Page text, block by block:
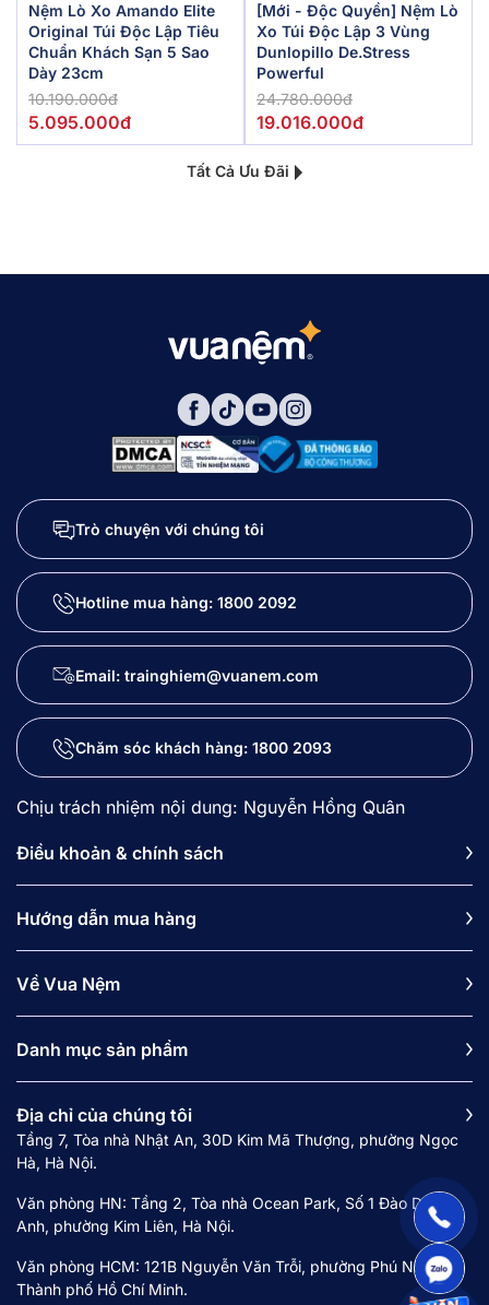
Nệm Lò Xo Amando Elite
Original Túi Độc Lập Tiêu
Chuẩn Khách Sạn 5 Sao
Dày 23cm
10.190.000đ
5.095.000đ
[Mới - Độc Quyền] Nệm Lò
Xo Túi Độc Lập 3 Vùng
Dunlopillo De.Stress
Powerful
24.780.000đ
19.016.000đ
Tất Cả Ưu Đãi
Trò chuyện với chúng tôi
Hotline mua hàng: 1800 2092
Email: trainghiem@vuanem.com
Chăm sóc khách hàng: 1800 2093
Chịu trách nhiệm nội dung: Nguyễn Hồng Quân
Điều khoản & chính sách
Hướng dẫn mua hàng
Về Vua Nệm
Danh mục sản phẩm
Địa chỉ của chúng tôi
Tầng 7, Tòa nhà Nhật An, 30D Kim Mã Thượng, phường Ngọc
Hà, Hà Nội.
Văn phòng HN: Tầng 2, Tòa nhà Ocean Park, Số 1 Đào Duy
Anh, phường Kim Liên, Hà Nội.
Văn phòng HCM: 121B Nguyễn Văn Trỗi, phường Phú Nhuận,
Thành phố Hồ Chí Minh.